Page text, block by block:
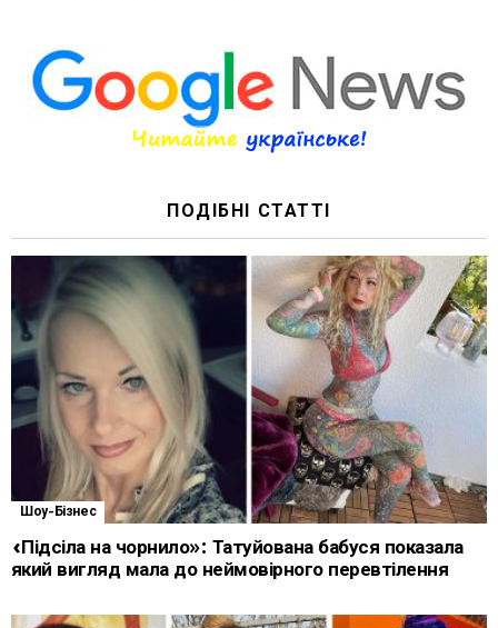
ПОДІБНІ СТАТТІ
Шоу-Бізнес
«Підсіла на чорнило»: Татуйована бабуся показала
який вигляд мала до неймовірного перевтілення